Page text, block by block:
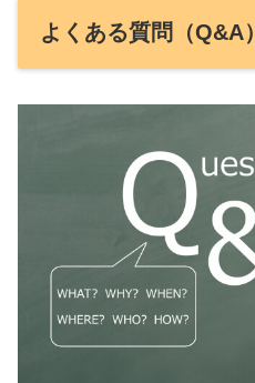
よくある質問（Q&A）